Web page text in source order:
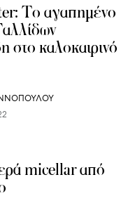
Το αγαπημένο
στο καλοκαιρινό
micellar από